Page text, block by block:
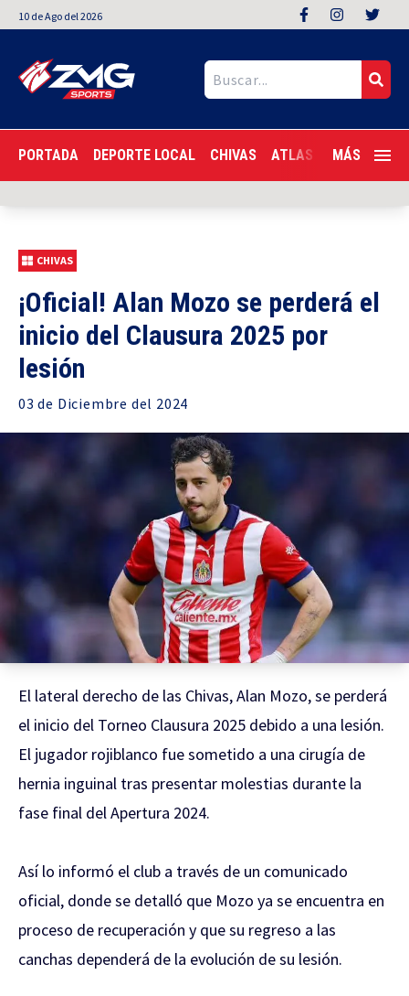
10 deAgo del 2026
PORTADA DEPORTE LOCAL CHIVAS ATLAS LIGA MX
MÁS
CHIVAS
¡Oficial! Alan Mozo se perderá el
inicio del Clausura 2025 por
lesión
03 de Diciembre del 2024
El lateral derecho de las Chivas, Alan Mozo, se perderá
el inicio del Torneo Clausura 2025 debido a una lesión.
El jugador rojiblanco fue sometido a una cirugía de
hernia inguinal tras presentar molestias durante la
fase final del Apertura 2024.
Así lo informó el club a través de un comunicado
oficial, donde se detalló que Mozo ya se encuentra en
proceso de recuperación y que su regreso a las
canchas dependerá de la evolución de su lesión.